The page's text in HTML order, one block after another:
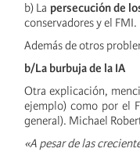
b) La persecución de
conservadores y el FMI.
Además de otros
b/La burbuja de la IA
Otra explicación,
ejemplo) como por el
general). Michael
«A pesar de las